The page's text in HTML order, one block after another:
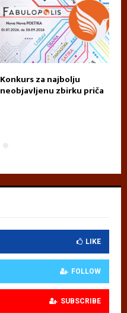
Konkurs za najbolju
neobjavljenu zbirku priča
LIKE
FOLLOW
SUBSCRIBE